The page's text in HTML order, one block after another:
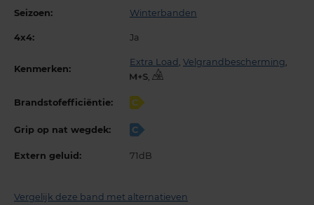
Seizoen: Winterbanden
4x4: Ja
Kenmerken:
Extra Load , Velgrandbescherming,
,
Brandstofefficiëntie: C
Grip op nat wegdek: C
Extern geluid: 71dB
Vergelijk deze band met alternatieven